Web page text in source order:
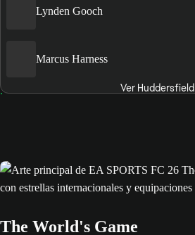
Lynden Gooch
Marcus Harness
Ver Huddersfield
The World's Game